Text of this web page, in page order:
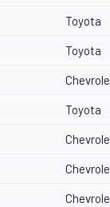
Toyota
Toyota
Toyota